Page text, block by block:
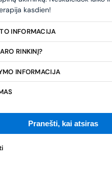
kasdien!
INFORMACIJA
RINKINĮ?
INFORMACIJA